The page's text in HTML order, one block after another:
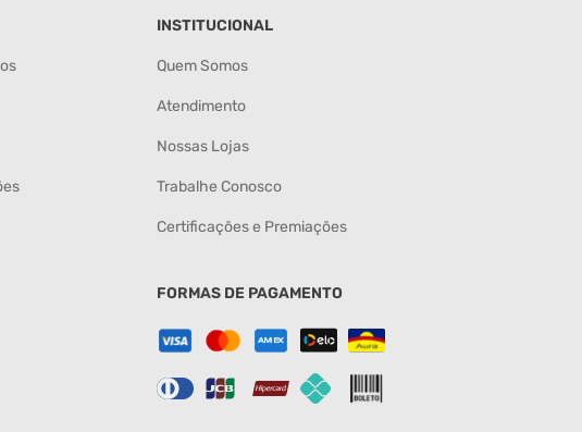
INSTITUCIONAL
Quem Somos
Atendimento
Nossas Lojas
Trabalhe Conosco
Certificações e Premiações
FORMAS DE PAGAMENTO